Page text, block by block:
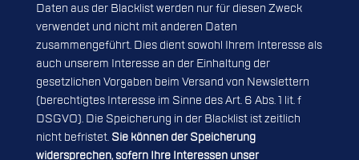
Daten aus der Blacklist werden nur für diesen Zweck
verwendet und nicht mit anderen Daten
zusammengeführt. Dies dient sowohl Ihrem Interesse als
auch unserem Interesse an der Einhaltung der
gesetzlichen Vorgaben beim Versand von Newslettern
(berechtigtes Interesse im Sinne des Art. 6 Abs. 1 lit. f
DSGVO). Die Speicherung in der Blacklist ist zeitlich
nicht befristet. Sie können der Speicherung
widersprechen, sofern Ihre Interessen unser